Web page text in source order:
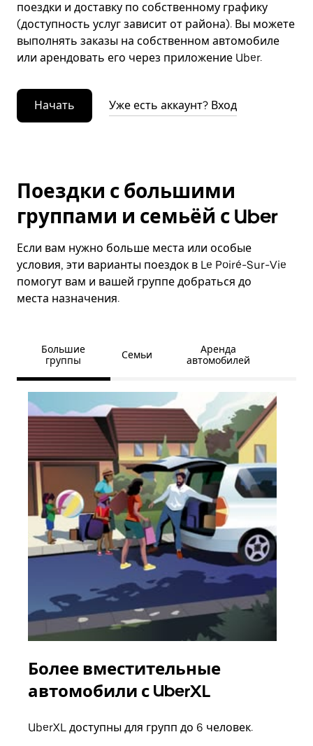
поездки и доставку по собственному графику
(доступность услуг зависит от района). Вы можете
выполнять заказы на собственном автомобиле
или арендовать его через приложение Uber.
Начать Уже есть аккаунт? Вход
Поездки с большими
группами и семьёй с Uber
Если вам нужно больше места или особые
условия, эти варианты поездок в Le Poiré-Sur-Vie
помогут вам и вашей группе добраться до
места назначения.
Большие
группы
Семьи
Аренда
автомобилей
Более вместительные
автомобили с UberXL
UberXL доступны для групп до 6 человек.